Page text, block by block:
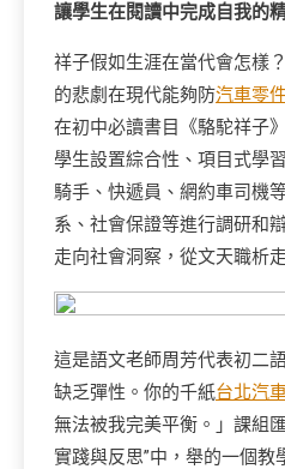
讓學生在閱讀中完成自我的
祥子假如生涯在當代會怎樣
的悲劇在現代能夠防汽車零
在初中必讀書目《駱駝祥子
學生設置綜合性、項目式學
騎手、快遞員、網約車司機
系、社會保證等進行調研和
走向社會洞察，從文天職析
這是語文老師周芳代表初二
缺乏彈性。你的千紙台北汽
無法被我完美平衡。」課組
實踐與反思”中，舉的一個教